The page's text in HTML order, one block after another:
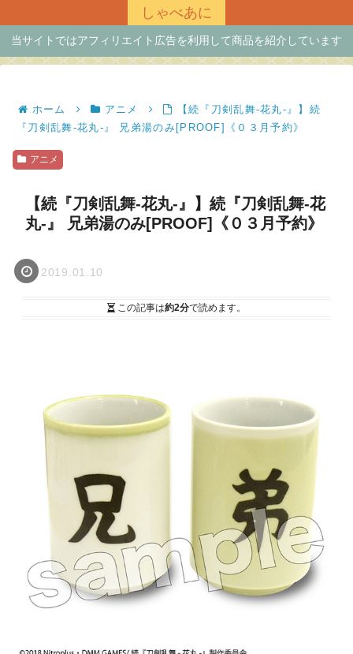
しゃべあに
当サイトではアフィリエイト広告を利用して商品を紹介しています
ホーム アニメ
【続『刀剣乱舞-花丸-』】続
『刀剣乱舞-花丸-』 兄弟湯のみ[PROOF]《０３月予約》
アニメ
【続『刀剣乱舞-花丸-』】続『刀剣乱舞-花
丸-』 兄弟湯のみ[PROOF]《０３月予約》
2019.01.10
この記事は約2分で読めます。